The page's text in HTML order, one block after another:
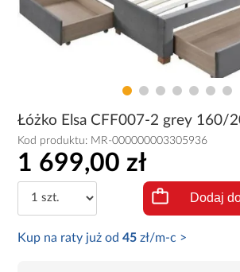
Łóżko Elsa CFF007-2 grey 160/
Kod produktu: MR-000000003305936
1 699,00 zł
Dodaj
Kup na raty już od45 zł/m-c >